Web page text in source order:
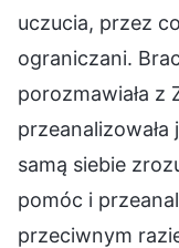
uczucia, przez
ograniczani.
porozmawiała z
samą siebie
pomóc i
przeciwnym